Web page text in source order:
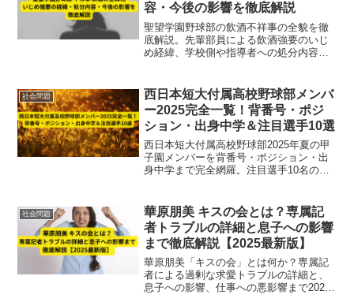
容・今後の影響を徹底解説
聖望学園野球部の飲酒不祥事の全貌を徹
底解説。先輩部員による飲酒強要のいじ
め経緯、学校側や指導者への処分内容、
く紹介。
社会問題
西日本短大付属高校野球部メンバ
ー2025完全一覧！背番号・ポジ
ション・出身中学＆注目選手10選
西日本短大付属高校野球部2025年夏の甲
子園メンバーを背番号・ポジション・出
身中学まで完全網羅。注目選手10名の特
社会問題
華原朋美 キスの会とは？専属記
者トラブルの詳細と息子への影響
まで徹底解説【2025最新版】
華原朋美「キスの会」とは何か？専属記
者による過剰な求愛トラブルの詳細と、
息子への影響、仕事への悪影響まで2025